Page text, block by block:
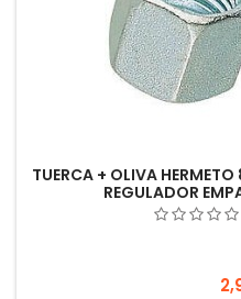
TUERCA + OLIVA
REGULADOR